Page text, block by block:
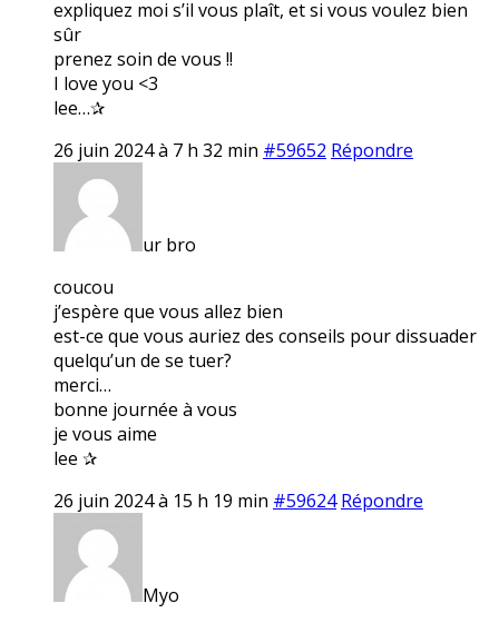
expliquez moi s’il vous plaît, et si vous voulez bien
sûr
prenez soin de vous !!
I love you <3
lee…✰
26 juin 2024 à 7 h 32 min #59652 Répondre
ur bro
coucou
j’espère que vous allez bien
est-ce que vous auriez des conseils pour dissuader
quelqu’un de se tuer?
merci…
bonne journée à vous
je vous aime
lee ✰
26 juin 2024 à 15 h 19 min #59624 Répondre
Myo